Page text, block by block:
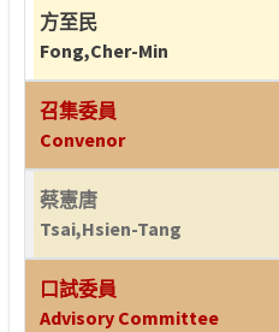
方至民
Fong,Cher-Min
召集委員
Convenor
蔡憲唐
Tsai,Hsien-Tang
口試委員
Advisory Committee